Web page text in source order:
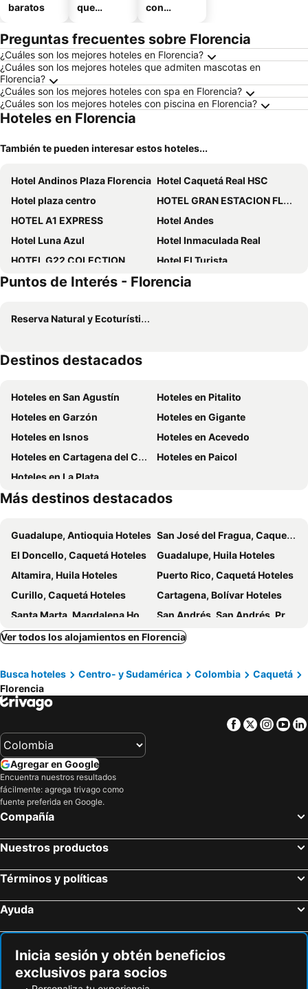
baratos
que
mascotas
con
miento
Preguntas frecuentes sobre Florencia
¿Cuáles son los mejores hoteles en Florencia?
¿Cuáles son los mejores hoteles que admiten mascotas en
Florencia?
¿Cuáles son los mejores hoteles con spa en Florencia?
¿Cuáles son los mejores hoteles con piscina en Florencia?
Hoteles en Florencia
También te pueden interesar estos hoteles...
Hotel Andinos Plaza Florencia Hotel Caquetá Real HSC
Hotel plaza centro
HOTEL GRAN ESTACION FLORENCIa
HOTEL A1 EXPRESS
Hotel Andes
Hotel Luna Azul
Hotel Inmaculada Real
HOTEL G22 COLECTION
Hotel El Turista
Hotel Boutique Campestre
Hotel Kamani Florencia
Kamani
Sachiel Boutique
Hotel Guacamayas Florencia
Hotel Amazon
Hotel Astor Plaza
Hotel Nuevo Sol
Grand Hotel Florencia
Hostal Yapura
Puntos de Interés - Florencia
Reserva Natural y Ecoturística Las Dalias
Destinos destacados
Hoteles en San Agustín
Hoteles en Pitalito
Hoteles en Garzón
Hoteles en Gigante
Hoteles en Isnos
Hoteles en Acevedo
Hoteles en Cartagena del Chairá
Hoteles en Paicol
Hoteles en La Plata
Más destinos destacados
Guadalupe, Antioquia Hoteles San José del Fragua, Caquetá Hoteles
El Doncello, Caquetá Hoteles
Guadalupe, Huila Hoteles
Altamira, Huila Hoteles
Puerto Rico, Caquetá Hoteles
Curillo, Caquetá Hoteles
Cartagena, Bolívar Hoteles
Santa Marta, Magdalena Hoteles
San Andrés, San Andrés, Providencia and Santa Catalina Hoteles
Bogotá, Bogotá Hoteles
Medellín, Antioquia Hoteles
Cali, Valle del Cauca Hoteles
Melgar, Tolima Hoteles
Ver todos los alojamientos en Florencia
Busca hoteles Centro- y Sudamérica Colombia
Caquetá
Florencia
Facebook
Twitter
Agregar en Google
Encuentra nuestros resultados
fácilmente: agrega trivago como
fuente preferida en Google.
Compañía
Nuestros productos
Términos y políticas
Ayuda
Inicia sesión y obtén beneficios
exclusivos para socios